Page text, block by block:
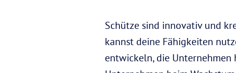
Schütze sind innovativ und
kannst deine Fähigkeiten
entwickeln, die Unternehmen